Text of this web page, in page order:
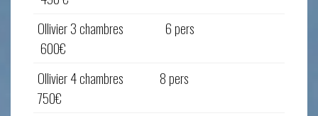
Ollivier 3 chambres 6 pers
600€
Ollivier 4 chambres 8 pers
750€